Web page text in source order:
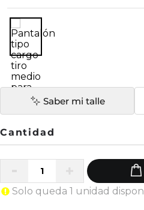
Saber mi talle
Solo queda 1 unidad